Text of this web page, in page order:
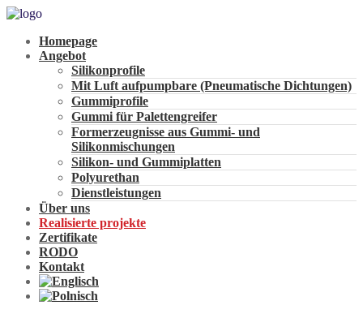
Homepage
Angebot
Silikonprofile
Mit Luft aufpumpbare (Pneumatische Dichtungen)
Gummiprofile
Gummi für Palettengreifer
Formerzeugnisse aus Gummi- und
Silikonmischungen
Silikon- und Gummiplatten
Polyurethan
Dienstleistungen
Über uns
Realisierte projekte
Zertifikate
RODO
Kontakt